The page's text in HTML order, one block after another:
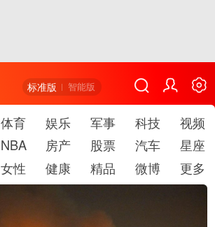
标准版 智能版
体育 娱乐 军事 科技
视频
NBA 房产 股票 汽车
星座
女性 健康 精品 微博 更多